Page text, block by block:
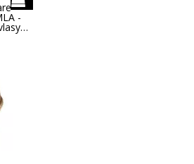
-
-